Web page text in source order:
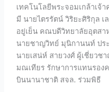
เทคโนโลยีพระจอมเกล้าเจ้
มี นายไตรรัตน์ วิริยะศิริกุล
อยู่เย็น คณบดีวิทยาลัยอุตสา
นายชาญวิทย์ มุนิกานนท์ ปร
นายเสน่ห์ สายวงศ์ ผู้เชี่ยวช
มณเทียร รักษาการแทนรอ
บินนานาชาติ สจล. ร่วมพิธี